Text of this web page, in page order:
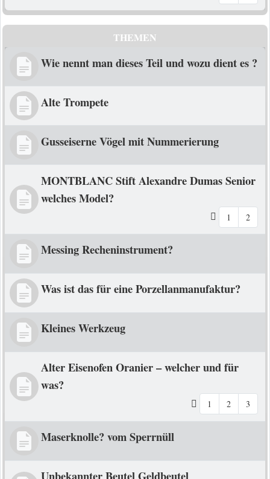
THEMEN
Wie nennt man dieses Teil und wozu dient es ?
Alte Trompete
Gusseiserne Vögel mit Nummerierung
MONTBLANC Stift Alexandre Dumas Senior
welches Model?
1 2
Messing Recheninstrument?
Was ist das für eine Porzellanmanufaktur?
Kleines Werkzeug
Alter Eisenofen Oranier – welcher und für
was?
1 2 3
Maserknolle? vom Sperrnüll